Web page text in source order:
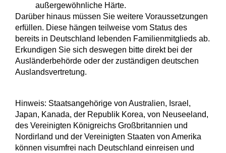
außergewöhnliche Härte.
Darüber hinaus müssen Sie weitere Voraussetzungen
erfüllen. Diese hängen teilweise vom Status des
bereits in Deutschland lebenden Familienmitglieds ab.
Erkundigen Sie sich deswegen bitte direkt bei der
Ausländerbehörde oder der zuständigen deutschen
Auslandsvertretung.
Hinweis: Staatsangehörige von Australien, Israel,
Japan, Kanada, der Republik Korea, von Neuseeland,
des Vereinigten Königreichs Großbritannien und
Nordirland und der Vereinigten Staaten von Amerika
können visumfrei nach Deutschland einreisen und